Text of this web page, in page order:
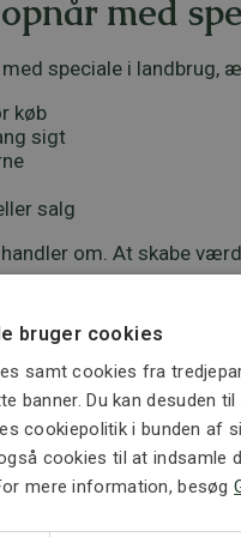
med
speciale i
køb
sigt
salg
om. At skabe
er en
til specialiseret
komplekse handler,
og
bruger cookies
samt cookies fra
banner. Du kan
cookiepolitik i bunden af
cookies til at
mere information, besøg